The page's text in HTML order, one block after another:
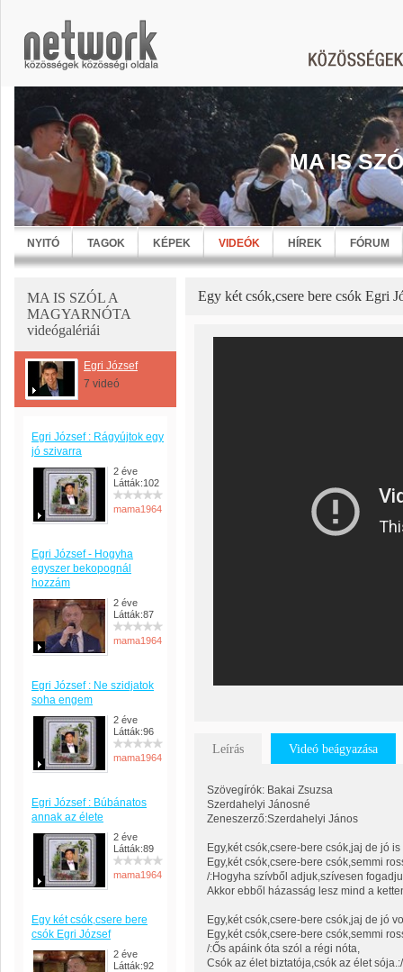
MA IS
NYITÓ TAGOK KÉPEK VIDEÓK HÍREK FÓRUM
MA IS SZÓL A
MAGYARNÓTA
videógalériái
Egri József
7 videó
Egri József : Rágyújtok egy
jó szivarra
2 éve
Látták:102
mama1964
Egri József - Hogyha
egyszer bekopognál
hozzám
2 éve
Látták:87
mama1964
Egri József : Ne szidjatok
soha engem
2 éve
Látták:96
mama1964
Egri József : Búbánatos
annak az élete
2 éve
Látták:89
mama1964
Egy két csók,csere bere
csók Egri József
2 éve
Látták:92
Egy két csók,csere bere csók Egri
Leírás Videó beágyazása
Szövegírók: Bakai Zsuzsa
Szerdahelyi Jánosné
Zeneszerző:Szerdahelyi János
Egy,két csók,csere-bere csók,jaj de jó
Egy,két csók,csere-bere csók,semmi
/:Hogyha szívből adjuk,szívesen
Akkor ebből házasság lesz mind a
Egy,két csók,csere-bere csók,jaj de jó
Egy,két csók,csere-bere csók,semmi
/:Ős apáink óta szól a régi nóta,
Csók az élet biztatója,csók az élet sója.:/